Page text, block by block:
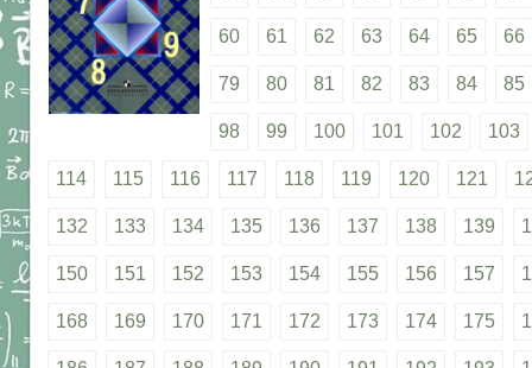
60 61 62 63 64 65 66
79 80 81 82 83 84 85
98 99 100 101 102 103
114 115 116 117 118 119 120 121
132 133 134 135 136 137 138 139
150 151 152 153 154 155 156 157
168 169 170 171 172 173 174 175